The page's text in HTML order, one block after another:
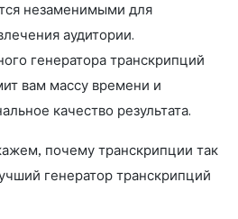
незаменимыми для
аудитории.
генератора транскрипций
вам массу времени и
качество результата.
почему транскрипции так
генератор транскрипций